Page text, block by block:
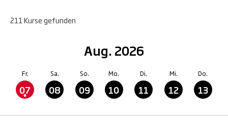
211 Kursegefunden
Aug. 2026
Fr.
07
Sa.
08
So.
09
Mo.
10
Di.
11
Mi.
12
Do.
13